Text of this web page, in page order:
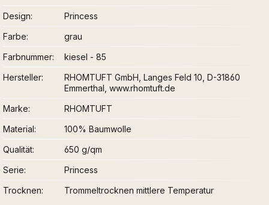
Design
Princess
Farbe
grau
Farbnummer
kiesel - 85
Hersteller
RHOMTUFT GmbH, Langes Feld 10, D-31860
Emmerthal, www.rhomtuft.de
Marke
RHOMTUFT
Material
100% Baumwolle
Qualität
650 g/qm
Serie
Princess
Trocknen
Trommeltrocknen mittlere Temperatur